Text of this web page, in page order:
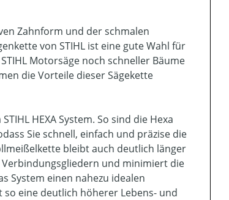
Zahnform und der schmalen
von STIHL ist eine gute Wahl für
Motorsäge noch schneller Bäume
die Vorteile dieser Sägekette
HEXA System. So sind die Hexa
Sie schnell, einfach und präzise die
bleibt auch deutlich länger
Verbindungsgliedern und minimiert die
System einen nahezu idealen
so eine deutlich höherer Lebens- und